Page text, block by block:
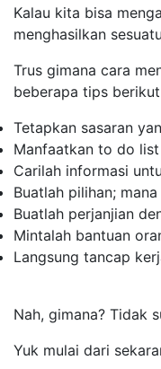
Kalau kita bisa
menghasilkan
Trus gimana cara
beberapa tips
Tetapkan sasaran
Manfaatkan to do list
Carilah informasi
Buatlah pilihan;
Buatlah perjanjian
Mintalah bantuan
Langsung tancap
Nah, gimana? Tidak
Yuk mulai dari